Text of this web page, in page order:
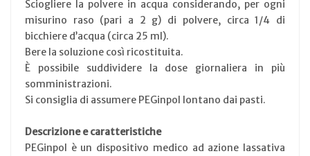
Sciogliere la polvere in acqua considerando, per ogni
misurino raso (pari a 2 g) di polvere, circa 1/4 di
bicchiere d’acqua (circa 25 ml).
Bere la soluzione così ricostituita.
È possibile suddividere la dose giornaliera in più
somministrazioni.
Si consiglia di assumere PEGinpol lontano dai pasti.
Descrizione e caratteristiche
PEGinpol è un dispositivo medico ad azione lassativa